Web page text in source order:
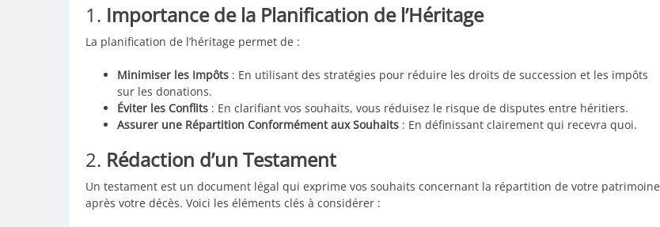
1. Importance de la Planification de l’Héritage
La planification de l’héritage permet de :
Minimiser les Impôts : En utilisant des stratégies pour réduire les droits de succession et les impôts
sur les donations.
Éviter les Conflits : En clarifiant vos souhaits, vous réduisez le risque de disputes entre héritiers.
Assurer une Répartition Conformément aux Souhaits : En définissant clairement qui recevra quoi.
2. Rédaction d’un Testament
Un testament est un document légal qui exprime vos souhaits concernant la répartition de votre patrimoine
après votre décès. Voici les éléments clés à considérer :